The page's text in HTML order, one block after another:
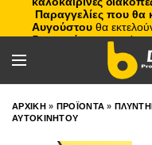
ΑΡΧΙΚΗ» ΠΡΟΪΟΝΤΑ »
ΑΥΤΟΚΙΝΗΤΟΥ
Παραγγελίες που θα
Αυγούστου θα
διακοπών, με σειρά